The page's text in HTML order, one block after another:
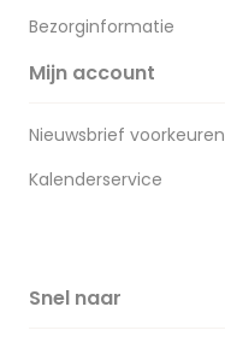
Bezorginformatie
Mijn account
Nieuwsbrief voorkeuren
Kalenderservice
Snel naar